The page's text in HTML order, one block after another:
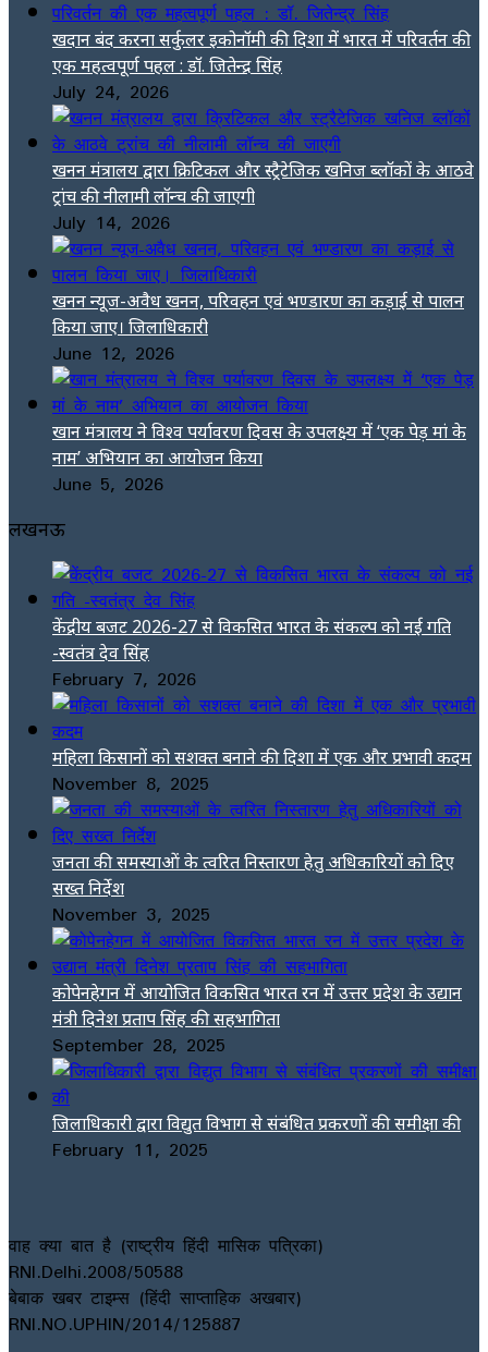
खदान बंद करना सर्कुलर इकोनॉमी की दिशा में भारत में परिवर्तन की
एक महत्वपूर्ण पहल : डॉ. जितेन्द्र सिंह
July 24, 2026
खनन मंत्रालय द्वारा क्रिटिकल और स्ट्रैटेजिक खनिज ब्लॉकों के आठवे
ट्रांच की नीलामी लॉन्च की जाएगी
July 14, 2026
खनन न्यूज-अवैध खनन, परिवहन एवं भण्डारण का कड़ाई से पालन
किया जाए। जिलाधिकारी
June 12, 2026
खान मंत्रालय ने विश्व पर्यावरण दिवस के उपलक्ष्य में ‘एक पेड़ मां के
नाम’ अभियान का आयोजन किया
June 5, 2026
लखनऊ
केंद्रीय बजट 2026-27 से विकसित भारत के संकल्प को नई गति
-स्वतंत्र देव सिंह
February 7, 2026
महिला किसानों को सशक्त बनाने की दिशा में एक और प्रभावी कदम
November 8, 2025
जनता की समस्याओं के त्वरित निस्तारण हेतु अधिकारियों को दिए
सख्त निर्देश
November 3, 2025
कोपेनहेगन में आयोजित विकसित भारत रन में उत्तर प्रदेश के उद्यान
मंत्री दिनेश प्रताप सिंह की सहभागिता
September 28, 2025
जिलाधिकारी द्वारा विद्युत विभाग से संबंधित प्रकरणों की समीक्षा की
February 11, 2025
वाह क्या बात है (राष्ट्रीय हिंदी मासिक पत्रिका)
RNI.Delhi.2008/50588
बेबाक खबर टाइम्स (हिंदी साप्ताहिक अखबार)
RNI.NO.UPHIN/2014/125887